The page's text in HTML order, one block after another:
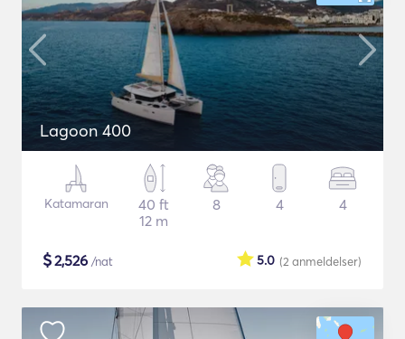
Lagoon 400
Katamaran
40 ft
12 m
8 4 4
$2,526 /nat (2 anmeldelser)
5.0